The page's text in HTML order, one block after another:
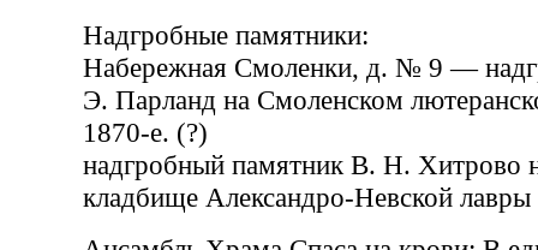
Надгробные памятники:
Набережная Смоленки, д. № 9 —
Э. Парланд на Смоленском
1870-е. (?)
надгробный памятник В. Н. Хитрово
кладбище Александро-Невской